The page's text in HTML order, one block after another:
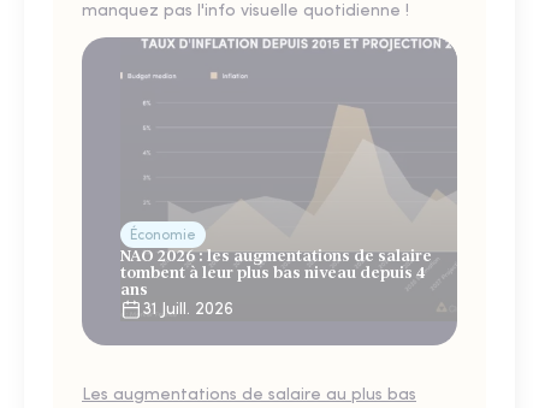
manquez pas l'info visuelle quotidienne !
Économie
NAO 2026 : les augmentations de salaire
tombent à leur plus bas niveau depuis 4
ans
31 Juill. 2026
Les augmentations de salaire au plus bas